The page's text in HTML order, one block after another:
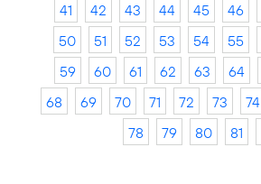
41
42 43 44 45 46
50
51 52 53 54 55
59
60 61 62 63 64
68
69 70 71 72 73 74
78
79 80 81